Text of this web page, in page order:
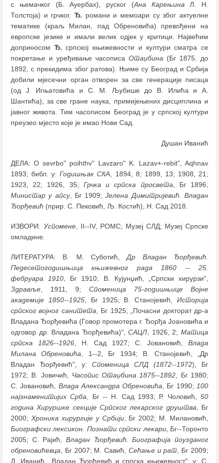
с њемачког (Б. Ауербах), руског (Ана КарењинаЛ. Н.
Толстоја) и грчког. Ђ. романи и мемоари су због актуелне
тематике (краљ Милан, пад Обреновића) превођени на
европске језике и имали велик одјек у критици. Највећим
доприносом Ђ. српској књижевности и култури сматра се
покретање и уређивање часописа Отаџбина (Бг 1875. до
1892, с прекидима због ратова). Њиме су Београд и Србија
добили мјесечни орган отворен за све генерације писаца
(од Ј. Игњатовића и С. М. Љубише до В. Илића и А.
Шантића), за све гране наука, примијењених дисциплина и
јавног живота. Тим часописом Београд је у српској култури
преузео мјесто које је имао Нови Сад.
Душан Иванић
ДЕЛА: O sevrbo" poihthv" Lavzaro" K. Lazav+-rebit", Aqhnav
1893; библ. у:Годишњак СКА , 1894, 8; 1899, 13; 1908, 21;
1923, 22; 1926, 35; Грчка и српска просвета , Бг 1896;
Министар у апсу, Бг 1909;Јелена Димитријевић. Владан
Ђорђевић (прир. С. Пековић, Љ. Костић), Н. Сад 2018.
ИЗВОРИ: Успомене , II--IV, POMC; Музеј СЛД; Музеј Српске
омладине.
ЛИТЕРАТУРА: В. М. Суботић,Др Владан Ђорђевић.
Педесетогодишњица књижевног рада 1860 -- 25.
фебруара 1910, Бг 1910; В. Кујунџић, „Српски хирурзи",
Здравље, 1911, 9; Споменица 75-годишњице Војне
академије 1850--1925, Бг 1925; В. Станојевић,Историја
српског војног санитета, Бг 1925; „Почасни докторат др-а
Владана Ђорђевића (Говор промотера г. Ђорђа Јоановића и
одговор др. Владана Ђорђевића)",САЦЛ, 1926, 2;Матица
српска 1826--1926, Н. Сад 1927; С. Јовановић, Влада
Милана Обреновића, 1--2, Бг 1934; В. Станојевић, „Др
Владан Ђорђевић", у: Споменица СЛД (1872--1972), Бг
1972; В. Јовичић, Часопис Отаџбина 1875--1892, Бг 1980;
С. Јовановић, Влада Александра Обреновића, Бг 1990;100
најзнаменитијих Срба, Бг -- Н. Сад 1993; Р. Чоловић,50
година Хируршке секције Српског лекарског друштва, Бг
2000; Хроника хирургије у Србији, Бг 2002; М. Милановић,
Биографски лексикон. Познати српски лекари, Бг--Торонто
2005; С. Рајић, Владан Ђорђевић. Биографија поузданог
обреновићевца, Бг 2007; М. Савић, Сећање и рат, Бг 2009;
Д. Иванић, „Владан Ђорђевић и српска књижевност", у: С.